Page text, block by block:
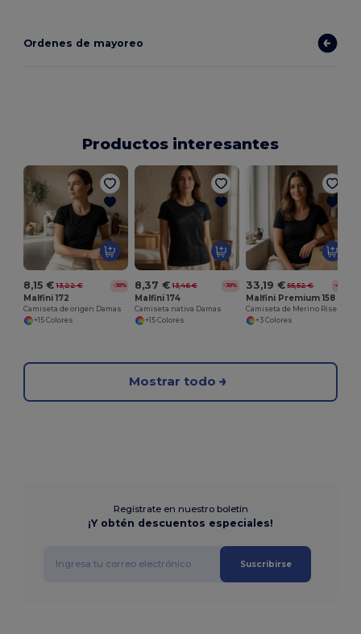
Ordenes de mayoreo
Productos interesantes
8,15 € 13,22 € -38%
Malfini 172
Camiseta de origen Damas
+15 Colores
8,37 € 13,46 € -38%
Malfini 174
Camiseta nativa Damas
+15 Colores
33,19 € 55,52 € -40%
Malfini Premium 158
+3 Colores
Mostrar todo
Regístrate en nuestro boletín
¡Y obtén descuentos especiales!
Suscribirse